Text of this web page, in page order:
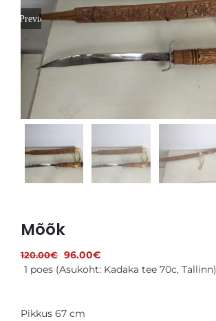
Soovikorv
Est
Previous
Mõõk
120.00€ Algne
hind
96.00€Praegune
hind
1 poes (Asukoht: Kadaka tee 70c, Tallinn)
Pikkus 67 cm